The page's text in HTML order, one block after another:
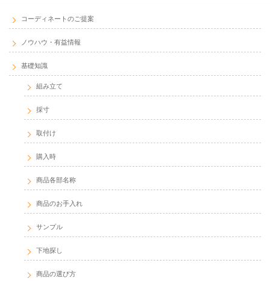
コーディネートのご提案
ノウハウ・有益情報
基礎知識
組み立て
採寸
取付け
購入時
商品各部名称
商品のお手入れ
サンプル
下地探し
商品の選び方